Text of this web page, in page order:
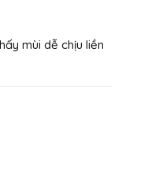
mùi dễ chịu liền